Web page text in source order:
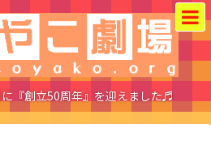
『創立50周年』を迎えました♬